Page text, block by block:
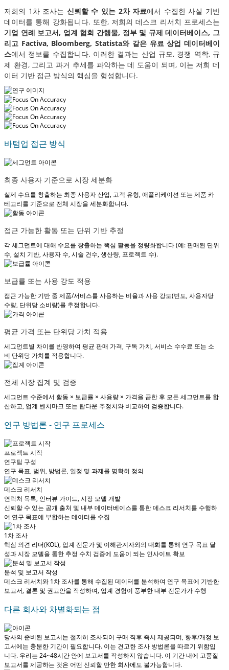
저희의 1차 조사는 신뢰할 수 있는 2차 자료에서 수집한 사실 기반
데이터를 통해 강화됩니다. 또한, 저희의 데스크 리서치 프로세스는
기업 연례 보고서, 업계 협회 간행물, 정부 및 규제 데이터베이스, 그
리고 Factiva, Bloomberg, Statista와 같은 유료 상업 데이터베이
스에서 정보를 수집합니다. 이러한 결과는 산업 규모, 경쟁 역학, 규
제 환경, 그리고 과거 추세를 파악하는 데 도움이 되며, 이는 저희 데
이터 기반 접근 방식의 핵심을 형성합니다.
바텀업 접근 방식
최종 사용자 기준으로 시장 세분화
실제 수요를 창출하는 최종 사용자 산업, 고객 유형, 애플리케이션 또는 제품 카
테고리를 기준으로 전체 시장을 세분화합니다.
접근 가능한 활동 또는 단위 기반 추정
각 세그먼트에 대해 수요를 창출하는 핵심 활동을 정량화합니다 (예: 판매된 단위
수, 설치 기반, 사용자 수, 시술 건수, 생산량, 프로젝트 수).
보급률 또는 사용 강도 적용
접근 가능한 기반 중 제품/서비스를 사용하는 비율과 사용 강도(빈도, 사용자당
수량, 단위당 소비량)를 추정합니다.
평균 가격 또는 단위당 가치 적용
세그먼트별 차이를 반영하여 평균 판매 가격, 구독 가치, 서비스 수수료 또는 소
비 단위당 가치를 적용합니다.
전체 시장 집계 및 검증
세그먼트 수준에서 활동 × 보급률 × 사용량 × 가격을 곱한 후 모든 세그먼트를 합
산하고, 업계 벤치마크 또는 탑다운 추정치와 비교하여 검증합니다.
연구 방법론 - 연구 프로세스
프로젝트 시작
연구팀 구성
연구 목표, 범위, 방법론, 일정 및 과제를 명확히 정의
데스크 리서치
연락처 목록, 인터뷰 가이드, 시장 모델 개발
신뢰할 수 있는 공개 출처 및 내부 데이터베이스를 통한 데스크 리서치를 수행하
여 연구 목표에 부합하는 데이터를 수집
1차 조사
핵심 의견 리더(KOL), 업계 전문가 및 이해관계자와의 대화를 통해 연구 목표 달
성과 시장 모델을 통한 추정 수치 검증에 도움이 되는 인사이트 확보
분석 및 보고서 작성
데스크 리서치와 1차 조사를 통해 수집된 데이터를 분석하여 연구 목표에 기반한
보고서, 결론 및 권고안을 작성하며, 업계 경험이 풍부한 내부 전문가가 수행
다른 회사와 차별화되는 점
당사의 준비된 보고서는 철저히 조사되어 구매 직후 즉시 제공되며, 향후/개정 보
고서에는 충분한 기간이 필요합니다. 이는 견고한 조사 방법론을 따르기 위함입
니다. 우리는 24~48시간 안에 보고서를 작성하지 않습니다. 이 기간 내에 고품질
보고서를 제공하는 것은 어떤 신뢰할 만한 회사에도 불가능합니다.